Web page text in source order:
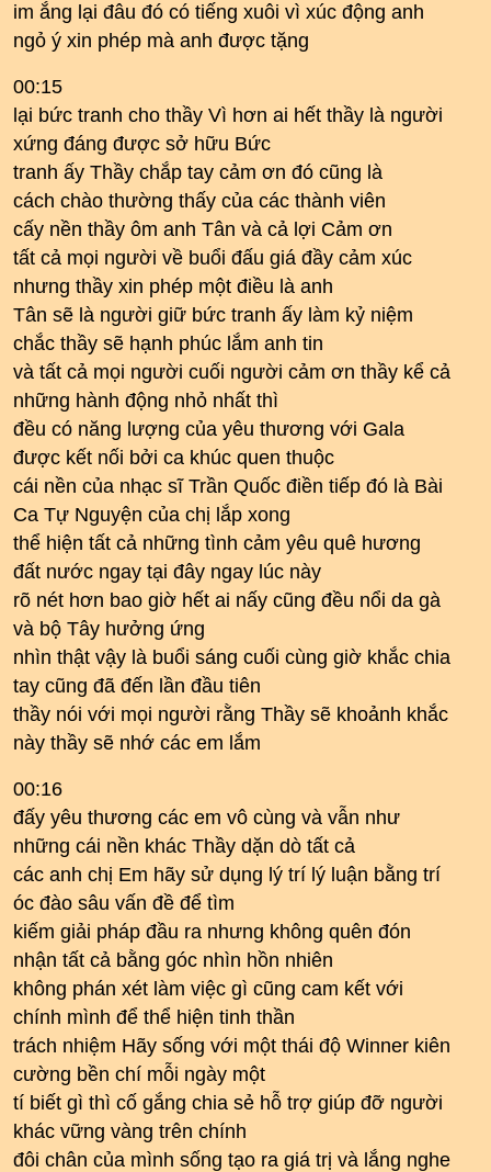
im ắng lại đâu đó có tiếng xuôi vì xúc động anh
ngỏ ý xin phép mà anh được tặng
00:15
lại bức tranh cho thầy Vì hơn ai hết thầy là người
xứng đáng được sở hữu Bức
tranh ấy Thầy chắp tay cảm ơn đó cũng là
cách chào thường thấy của các thành viên
cấy nền thầy ôm anh Tân và cả lợi Cảm ơn
tất cả mọi người về buổi đấu giá đầy cảm xúc
nhưng thầy xin phép một điều là anh
Tân sẽ là người giữ bức tranh ấy làm kỷ niệm
chắc thầy sẽ hạnh phúc lắm anh tin
và tất cả mọi người cuối người cảm ơn thầy kể cả
những hành động nhỏ nhất thì
đều có năng lượng của yêu thương với Gala
được kết nối bởi ca khúc quen thuộc
cái nền của nhạc sĩ Trần Quốc điền tiếp đó là Bài
Ca Tự Nguyện của chị lắp xong
thể hiện tất cả những tình cảm yêu quê hương
đất nước ngay tại đây ngay lúc này
rõ nét hơn bao giờ hết ai nấy cũng đều nổi da gà
và bộ Tây hưởng ứng
nhìn thật vậy là buổi sáng cuối cùng giờ khắc chia
tay cũng đã đến lần đầu tiên
thầy nói với mọi người rằng Thầy sẽ khoảnh khắc
này thầy sẽ nhớ các em lắm
00:16
đấy yêu thương các em vô cùng và vẫn như
những cái nền khác Thầy dặn dò tất cả
các anh chị Em hãy sử dụng lý trí lý luận bằng trí
óc đào sâu vấn đề để tìm
kiếm giải pháp đầu ra nhưng không quên đón
nhận tất cả bằng góc nhìn hồn nhiên
không phán xét làm việc gì cũng cam kết với
chính mình để thể hiện tinh thần
trách nhiệm Hãy sống với một thái độ Winner kiên
cường bền chí mỗi ngày một
tí biết gì thì cố gắng chia sẻ hỗ trợ giúp đỡ người
khác vững vàng trên chính
đôi chân của mình sống tạo ra giá trị và lắng nghe